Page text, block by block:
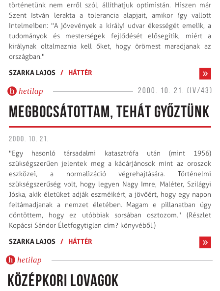
történetünk nem erről szól, állíthatjuk optimistán. Hiszen már
Szent István lerakta a tolerancia alapjait, amikor így vallott
Intelmeiben: "A jövevények a királyi udvar ékességét emelik, a
tudományok és mesterségek fejlődését elősegítik, miért a
királynak oltalmaznia kell őket, hogy örömest maradjanak az
országban."
SZARKA LAJOS / HÁTTÉR
hetilap 2000. 10. 21. (IV/43)
MEGBOCSÁTOTTAM, TEHÁT GYŐZTÜNK
2000. 10. 21.
"Egy hasonló társadalmi katasztrófa után (mint 1956)
szükségszerűen jelentek meg a kádárjánosok mint az oroszok
eszközei, a normalizáció végrehajtására. Történelmi
szükségszerűség volt, hogy legyen Nagy Imre, Maléter, Szilágyi
Jóska, akik életüket adják eszméikért, a jövőért, hogy egy napon
feltámadjanak a nemzet életében. Magam e pillanatban úgy
döntöttem, hogy ez utóbbiak sorsában osztozom." (Részlet
Kopácsi Sándor Életfogytiglan cím? könyvéből.)
SZARKA LAJOS / HÁTTÉR
hetilap
KÖZÉPKORI LOVAGOK